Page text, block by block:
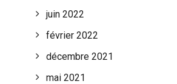
juin 2022
février 2022
décembre 2021
mai 2021